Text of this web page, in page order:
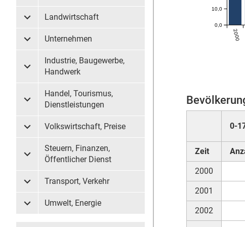
Untermenü Landwirtschaft
Landwirtschaft
Untermenü Unternehmen
Unternehmen
Untermenü Industrie, Baugewerbe, Handwerk
Industrie, Baugewerbe,
Handwerk
Untermenü Handel, Tourismus, Dienstleistungen
Handel, Tourismus,
Dienstleistungen
Untermenü Volkswirtschaft, Preise
Volkswirtschaft, Preise
Untermenü Steuern, Finanzen, Öffentlicher Dienst
Steuern, Finanzen,
Öffentlicher Dienst
Untermenü Transport, Verkehr
Transport, Verkehr
Untermenü Umwelt, Energie
Umwelt, Energie
2000
0,0
10,0
0-
Zeit
2000
2001
2002